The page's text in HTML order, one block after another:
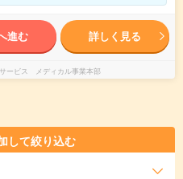
進む 詳しく見る
ービス メディカル事業本部
して絞り込む